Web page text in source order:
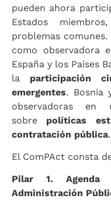
pueden ahora
Estados
problemas
como observadora
España y los Países
la participación
emergentes. Bosnia
observadoras
sobre políticas
contratación pública.
El ComPAct consta
Pilar 1. Agenda
Administración